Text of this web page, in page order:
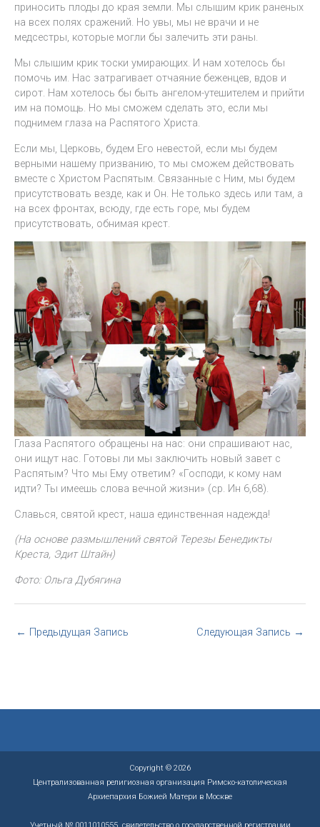
приносить плоды до края земли. Мы слышим крик раненых
на всех полях сражений. Но увы, мы не врачи и не
медсестры, которые могли бы залечить эти раны.
Мы слышим крик тоски умирающих. И нам хотелось бы
помочь им. Нас затрагивает отчаяние беженцев, вдов и
сирот. Нам хотелось бы быть ангелом-утешителем и прийти
им на помощь. Но мы сможем сделать это, если мы
поднимем глаза на Распятого Христа.
Если мы, Церковь, будем Его невестой, если мы будем
верными нашему призванию, то мы сможем действовать
вместе с Христом Распятым. Связанные с Ним, мы будем
присутствовать везде, как и Он. Не только здесь или там, а
на всех фронтах, всюду, где есть горе, мы будем
присутствовать, обнимая крест.
Глаза Распятого обращены на нас: они спрашивают нас,
они ищут нас. Готовы ли мы заключить новый завет с
Распятым? Что мы Ему ответим? «Господи, к кому нам
идти? Ты имеешь слова вечной жизни» (ср. Ин 6,68).
Славься, святой крест, наша единственная надежда!
(На основе размышлений святой Терезы Бенедикты
Креста, Эдит Штайн)
Фото: Ольга Дубягина
← Предыдущая Запись Следующая Запись →
Copyright © 2026
Централизованная религиозная организация Римско-католическая
Архиепархия Божией Матери в Москве